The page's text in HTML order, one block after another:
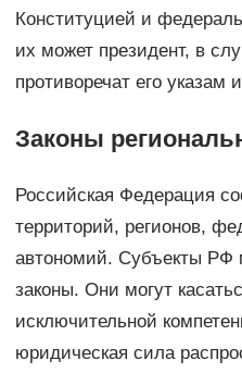
Конституцией и
их может президент, в
противоречат его указам
Законы
Российская Федерация
территорий, регионов,
автономий. Субъекты РФ
законы. Они могут
исключительной
юридическая сила